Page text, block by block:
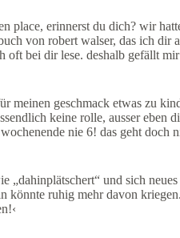
place, erinnerst du dich? wir
von robert walser, das ich dir
bei dir lese. deshalb gefällt
meinen geschmack etwas zu
keine rolle, ausser eben
nie 6! das geht doch
„dahinplätschert“ und sich
könnte ruhig mehr davon